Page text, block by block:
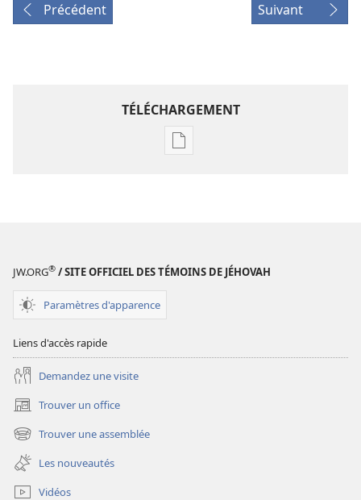
Précédent Suivant
TÉLÉCHARGEMENT
Options
Annuaire
Jéhovah
JW.ORG® / SITE OFFICIEL DES TÉMOINS DE JÉHOVAH
Paramètres d'apparence
Liens d'accès rapide
Demandez une visite
Trouver un office
(ouvre
une
nouvelle
fenêtre)
Trouver une assemblée
(ouvre
une
nouvelle
fenêtre)
Les nouveautés
Vidéos